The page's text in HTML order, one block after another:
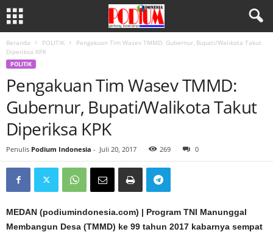
Beranda POLITIK
Pengakuan Tim Wasev TMMD: Gubernur, Bupati/Walikota Takut
Diperiksa KPK
POLITIK
Pengakuan Tim Wasev TMMD:
Gubernur, Bupati/Walikota Takut
Diperiksa KPK
Penulis Podium Indonesia - Juli 20, 2017 269 0
MEDAN (podiumindonesia.com) | Program TNI Manunggal
Membangun Desa (TMMD) ke 99 tahun 2017 kabarnya sempat